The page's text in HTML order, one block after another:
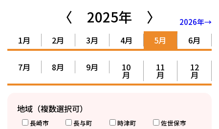
〈 2025年 〉 2026年→
1月 2月 3月 4月 5月 6月
7月 8月 9月 10
月
11
月
12
月
地域（複数選択可）
長崎市 長与町 時津町
佐世保市